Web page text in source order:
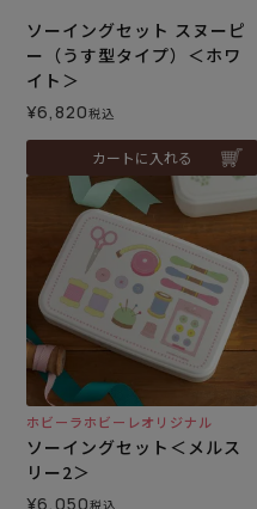
ソーイングセット スヌーピ
ー（うす型タイプ）＜ホワ
イト＞
¥6,820税込
カートに入れる
ホビーラホビーレオリジナル
ソーイングセット＜メルス
リー2＞
¥6,050税込